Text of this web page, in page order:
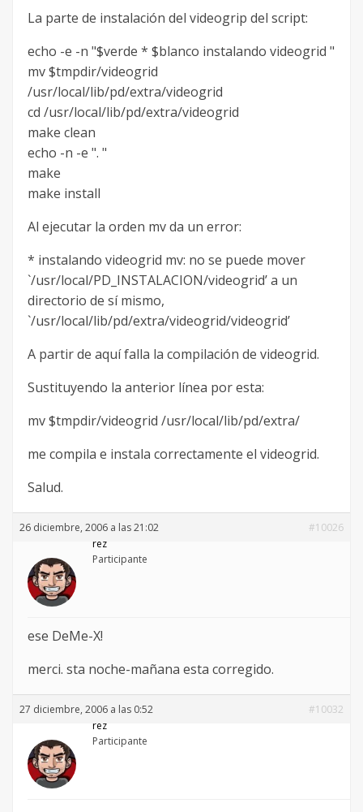
La parte de instalación del videogrip del script:
echo -e -n "$verde * $blanco instalando videogrid "
mv $tmpdir/videogrid
/usr/local/lib/pd/extra/videogrid
cd /usr/local/lib/pd/extra/videogrid
make clean
echo -n -e ". "
make
make install
Al ejecutar la orden mv da un error:
* instalando videogrid mv: no se puede mover
`/usr/local/PD_INSTALACION/videogrid’ a un
directorio de sí mismo,
`/usr/local/lib/pd/extra/videogrid/videogrid’
A partir de aquí falla la compilación de videogrid.
Sustituyendo la anterior línea por esta:
mv $tmpdir/videogrid /usr/local/lib/pd/extra/
me compila e instala correctamente el videogrid.
Salud.
26 diciembre, 2006 a las 21:02
#10026
rez
Participante
ese DeMe-X!
merci. sta noche-mañana esta corregido.
27 diciembre, 2006 a las 0:52
#10032
rez
Participante